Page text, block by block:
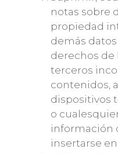
notas sobre
propiedad
demás
derechos de
terceros
contenidos,
dispositivos
o
información
insertarse